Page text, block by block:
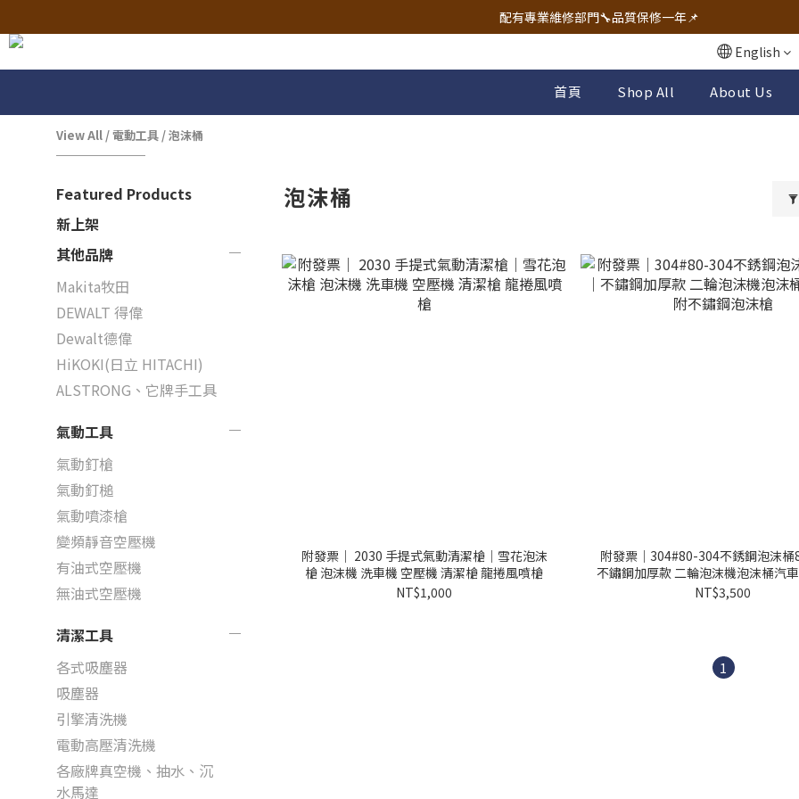
🔧電動工具&五金唯一首選 宇慶五金網拍🔧
配有專業維修部門🔧品質保修一年📌
🔧電動工具&五金唯一首選 宇慶五金網拍🔧
English
首頁 Shop All About Us
View All /電動工具 /泡沫桶
Featured Products
新上架
其他品牌
Makita牧田
DEWALT 得偉
Dewalt德偉
HiKOKI(日立 HITACHI)
ALSTRONG、它牌手工具
氣動工具
氣動釘槍
氣動釘槌
氣動噴漆槍
變頻靜音空壓機
有油式空壓機
無油式空壓機
清潔工具
各式吸塵器
吸塵器
引擎清洗機
電動高壓清洗機
各廠牌真空機、抽水、沉
水馬達
泡沫桶
附發票｜ 2030 手提式氣動清潔槍｜雪花泡沫
槍 泡沫機 洗車機 空壓機 清潔槍 龍捲風噴槍
NT$1,000
附發票｜304#80-304不銹鋼泡沫桶
不鏽鋼加厚款 二輪泡沫機泡沫桶汽
鏽鋼泡沫槍
NT$3,500
1